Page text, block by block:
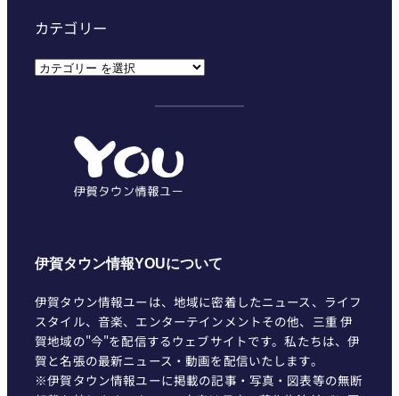
カテゴリー
カ
伊賀タウン情報YOUについて
伊賀タウン情報ユーは、地域に密着したニュース、ライフ
スタイル、音楽、エンターテインメントその他、三重 伊
賀地域の"今"を配信するウェブサイトです。私たちは、伊
賀と名張の最新ニュース・動画を配信いたします。
※伊賀タウン情報ユーに掲載の記事・写真・図表等の無断